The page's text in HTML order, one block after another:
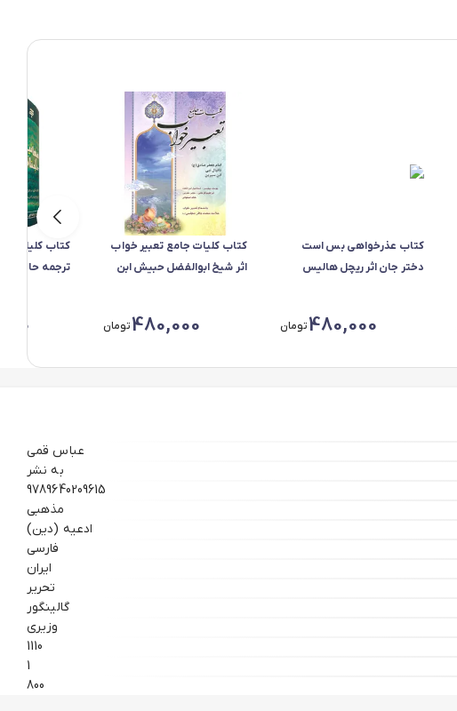
کتاب عذرخواهی بس است
دختر جان اثر ریچل هالیس
480,000تومان
کتاب کلیات جامع تعبیر خواب
اثر شیخ ابوالفضل حبیش ابن
480,000تومان
کتاب کلیات
ترجمه حاج
عباس قمی
به نشر
9789640209615
مذهبی
ادعیه (دین)
فارسی
ایران
تحریر
گالینگور
وزیری
1110
1
800